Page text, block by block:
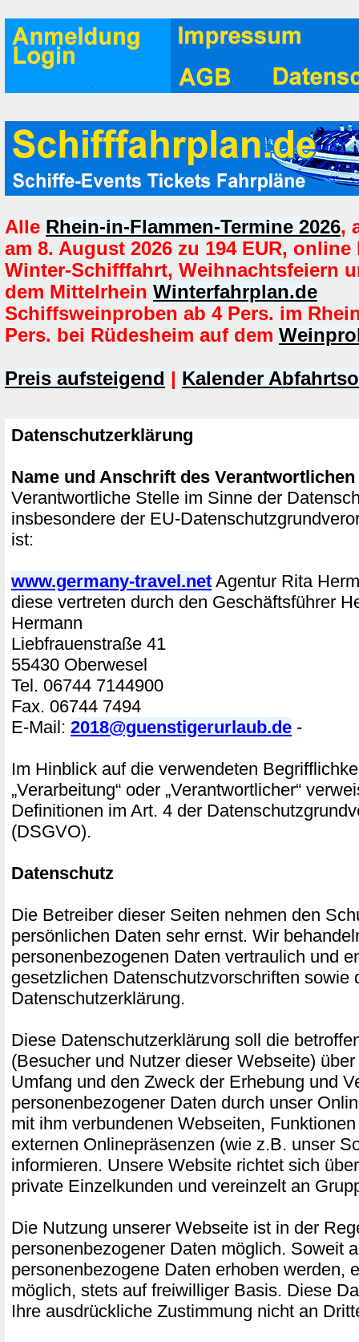
Alle Rhein-in-Flammen-Termine 2026,
am 8. August 2026 zu 194 EUR, online
Winter-Schifffahrt, Weihnachtsfeiern
dem Mittelrhein Winterfahrplan.de
Schiffsweinproben ab 4 Pers. im
Pers. bei Rüdesheim auf dem
Preis aufsteigend | Kalender
Datenschutzerklärung
Name und Anschrift des Verantwortlichen
Verantwortliche Stelle im Sinne der
insbesondere der EU-
ist:
www.germany-travel.net Agentur Rita
diese vertreten durch den Geschäftsführer
Hermann
Liebfrauenstraße 41
55430 Oberwesel
Tel. 06744 7144900
Fax. 06744 7494
E-Mail: 2018@guenstigerurlaub.de -
Im Hinblick auf die verwendeten
„Verarbeitung“ oder „Verantwortlicher“
Definitionen im Art. 4 der
(DSGVO).
Datenschutz
Die Betreiber dieser Seiten nehmen den
persönlichen Daten sehr ernst. Wir
personenbezogenen Daten vertraulich und
gesetzlichen Datenschutzvorschriften sowie
Datenschutzerklärung.
Diese Datenschutzerklärung soll die
(Besucher und Nutzer dieser Webseite)
Umfang und den Zweck der Erhebung und
personenbezogener Daten durch unser
mit ihm verbundenen Webseiten,
externen Onlinepräsenzen (wie z.B. unser
informieren. Unsere Website richtet sich
private Einzelkunden und vereinzelt an
Die Nutzung unserer Webseite ist in der
personenbezogener Daten möglich. Soweit
personenbezogene Daten erhoben werden,
möglich, stets auf freiwilliger Basis. Diese
Ihre ausdrückliche Zustimmung nicht an